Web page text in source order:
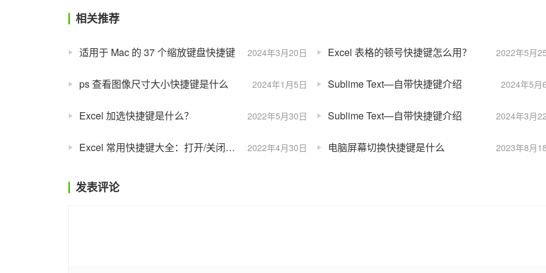
相关推荐
2024年3月20日
适用于 Mac 的 37 个缩放键盘快捷键 2022年5月
Excel 表格的顿号快捷键怎么用？
2024年1月5日
ps 查看图像尺寸大小快捷键是什么 2024年5月
Sublime Text—自带快捷键介绍
2022年5月30日
Excel 加选快捷键是什么？ 2024年3月
Sublime Text—自带快捷键介绍
2022年4月30日
Excel 常用快捷键大全：打开/关闭结束模式 2023年8月
电脑屏幕切换快捷键是什么
发表评论